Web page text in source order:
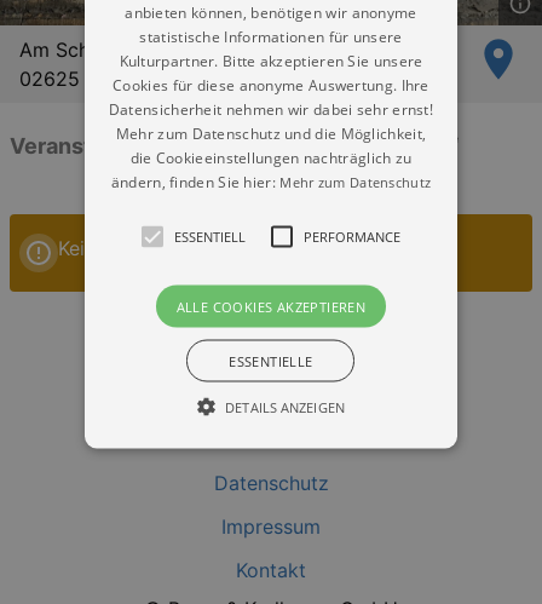
Am Schützenplatz
02625 Bautzen
Veranstaltungen: „Schützenplatz Bautzen“
Keine Veranstaltungen
Datenschutz
Impressum
Kontakt
anbieten können, benötigen wir anonyme
statistische Informationen für unsere
Kulturpartner. Bitte akzeptieren Sie unsere
Cookies für diese anonyme Auswertung. Ihre
Datensicherheit nehmen wir dabei sehr ernst!
Mehr zum Datenschutz und die Möglichkeit,
die Cookieeinstellungen nachträglich zu
ändern, finden Sie hier: Mehr zum Datenschutz
ESSENTIELL PERFORMANCE
ALLE COOKIES AKZEPTIEREN
ESSENTIELLE
DETAILS ANZEIGEN
Essentielle Cookies werden für die
grundlegenden Funktionen unserer Webseite
gebraucht. Zum Beispiel für das Login in Ihren